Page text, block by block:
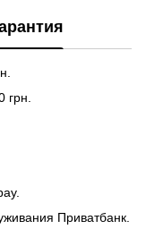
грн.
Приватбанк.